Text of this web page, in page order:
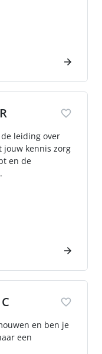
leiding over
jouw kennis zorg
en de
en ben je
een